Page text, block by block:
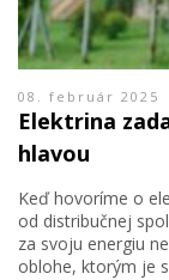
08. február 2025
Elektrina
hlavou
Keď hovoríme o
od distribučnej
za svoju energiu
oblohe, ktorým je